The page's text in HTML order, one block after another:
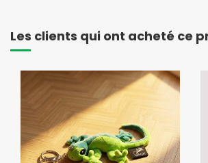
Les clients qui ont acheté ce